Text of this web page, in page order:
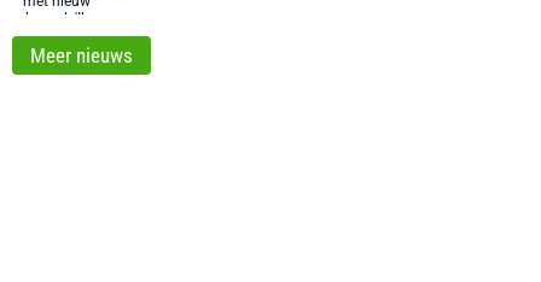
Meer nieuws